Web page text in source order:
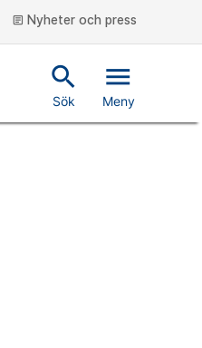
article Nyheter och press
search
Sök
menu
Meny